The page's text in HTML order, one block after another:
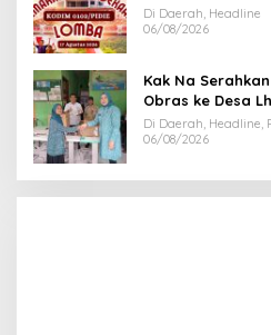
Di Daerah, Headline
06/08/2026
Kak Na
Obras ke Desa
Di Daerah, Headline,
06/08/2026